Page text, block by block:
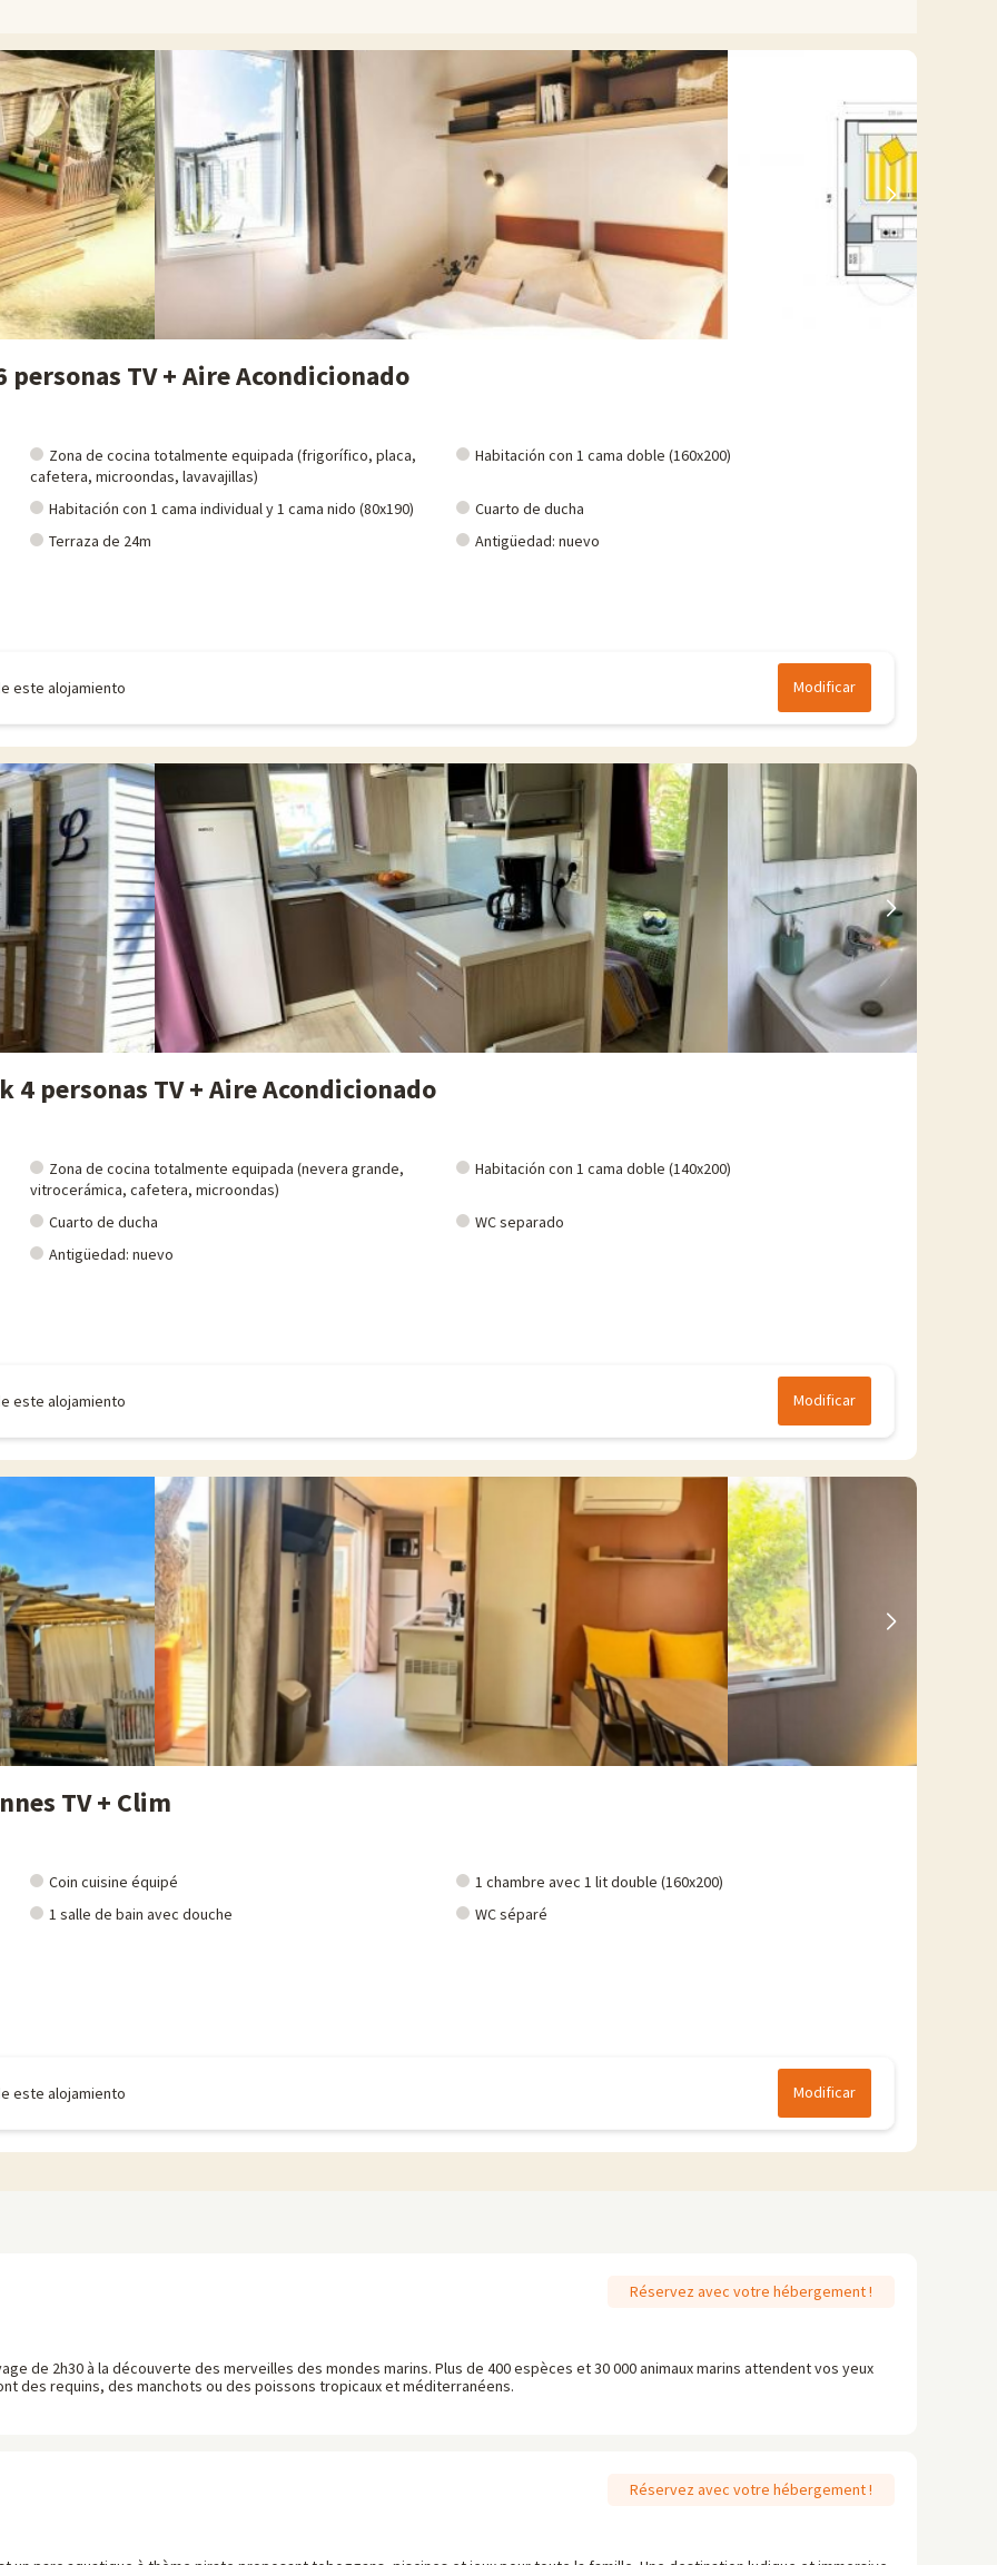
de Cap d'Agde ofrecen magníficos paisajes naturales, como la reserva natural de Bagnas, una vasta zona virgen que alberga una
cerca de los alojamientos: zoo, acuario, etc. Si ya hemos negociado actividades, se pueden reservar con descuento
descubrirlashaciendo clic aquí!
TV + Aire Acondicionado
Zona de cocina totalmente equipada (frigorífico, placa,
cafetera, microondas, lavavajillas)
Habitación con 1 cama doble (160x200)
Habitación con 1 cama individual y 1 cama nido (80x190)
Cuarto de ducha
Terraza de 24m Antigüedad: nuevo
este alojamiento Modificar
4 personas TV + Aire Acondicionado
Zona de cocina totalmente equipada (nevera grande,
vitrocerámica, cafetera, microondas)
Habitación con 1 cama doble (140x200)
Cuarto de ducha
WC separado
Antigüedad: nuevo
este alojamiento Modificar
TV + Clim
Coin cuisine équipé
1 chambre avec 1 lit double (160x200)
1 salle de bain avec douche
WC séparé
este alojamiento Modificar
Réservez avec votre hébergement !
de 2h30 à la découverte des merveilles des mondes marins. Plus de 400 espèces et 30 000 animaux marins attendent vos yeux
des requins, des manchots ou des poissons tropicaux et méditerranéens.
Réservez avec votre hébergement !